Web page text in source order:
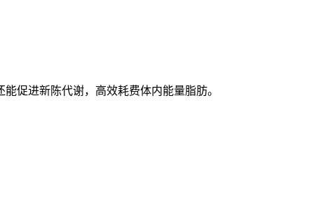
促进新陈代谢，高效耗费体内能量脂肪。